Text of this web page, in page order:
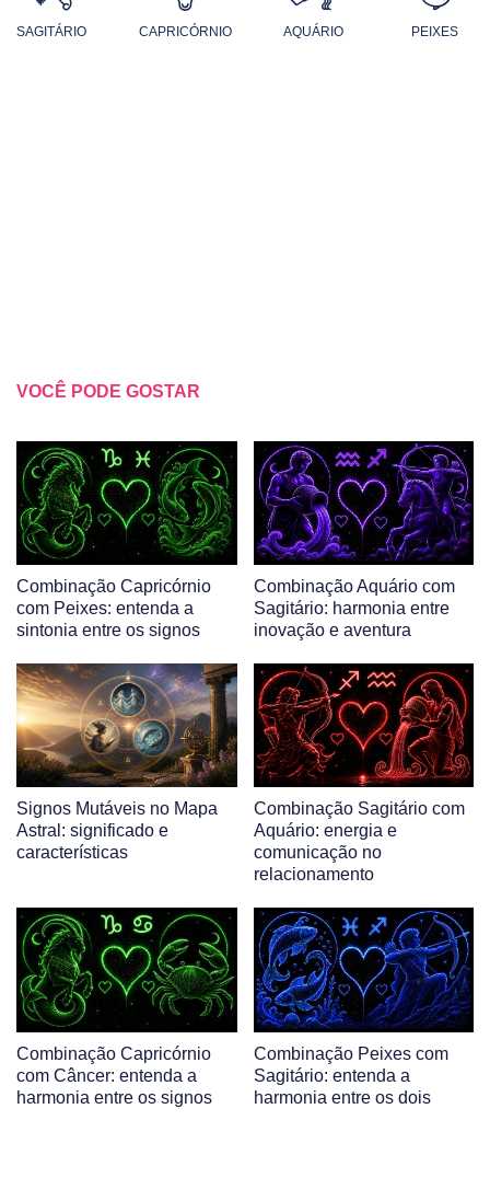
SAGITÁRIO CAPRICÓRNIO AQUÁRIO PEIXES
VOCÊ PODE GOSTAR
Combinação Capricórnio
com Peixes: entenda a
sintonia entre os signos
Combinação Aquário com
Sagitário: harmonia entre
inovação e aventura
Signos Mutáveis no Mapa
Astral: significado e
características
Combinação Sagitário com
Aquário: energia e
comunicação no
relacionamento
Combinação Capricórnio
com Câncer: entenda a
harmonia entre os signos
Combinação Peixes com
Sagitário: entenda a
harmonia entre os dois